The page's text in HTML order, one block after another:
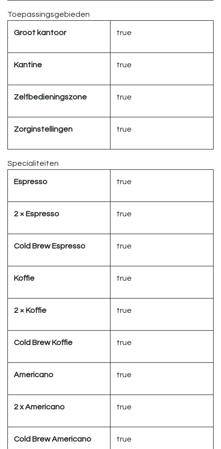
Toepassingsgebieden
Groot kantoor true
Kantine true
Zelfbedieningszone true
Zorginstellingen true
Specialiteiten
Espresso true
2 × Espresso true
Cold Brew Espresso true
Koffie true
2 × Koffie true
Cold Brew Koffie true
Americano true
2 x Americano true
Cold Brew Americano true